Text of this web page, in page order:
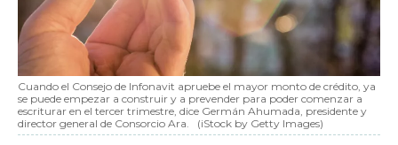
Cuando el Consejo de Infonavit apruebe el mayor monto de crédito, ya
se puede empezar a construir y a prevender para poder comenzar a
escriturar en el tercer trimestre, dice Germán Ahumada, presidente y
director general de Consorcio Ara.
(iStock by Getty Images)